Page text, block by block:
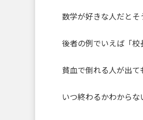
数学が好きな人だとそ
後者の例でいえば「校
貧血で倒れる人が出て
いつ終わるかわからな